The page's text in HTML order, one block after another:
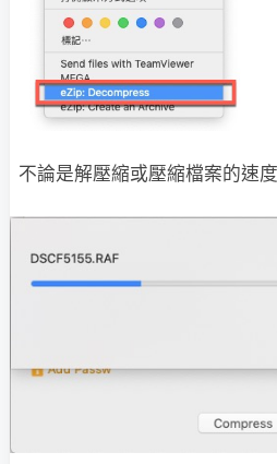
不論是解壓縮或壓縮檔案的速